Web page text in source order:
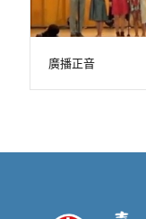
廣播正音